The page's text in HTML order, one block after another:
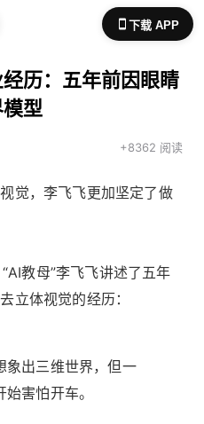
下载 APP
历：五年前因眼睛
型
+8362 阅读
觉，李飞飞更加坚定了做
教母”李飞飞讲述了五年
立体视觉的经历：
象出三维世界，但一
害怕开车。